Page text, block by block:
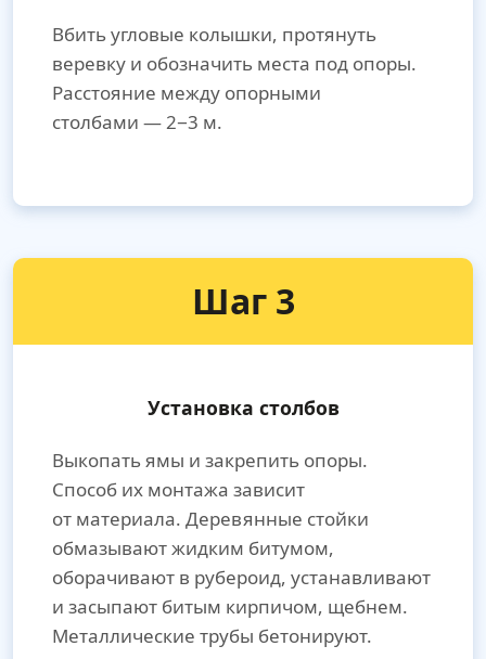
Вбить угловые колышки, протянуть
веревку и обозначить места под опоры.
Расстояние между опорными
столбами — 2−3 м.
Шаг 3
Установка столбов
Выкопать ямы и закрепить опоры.
Способ их монтажа зависит
от материала. Деревянные стойки
обмазывают жидким битумом,
оборачивают в рубероид, устанавливают
и засыпают битым кирпичом, щебнем.
Металлические трубы бетонируют.